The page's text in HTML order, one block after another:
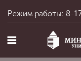
Режим работы: 8-